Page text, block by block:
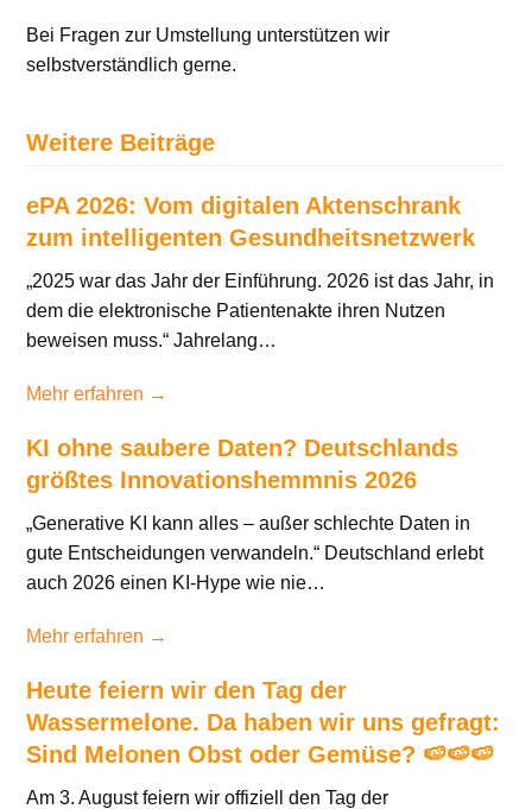
Bei Fragen zur Umstellung unterstützen wir
selbstverständlich gerne.
Weitere Beiträge
ePA 2026: Vom digitalen Aktenschrank
zum intelligenten Gesundheitsnetzwerk
„2025 war das Jahr der Einführung. 2026 ist das Jahr, in
dem die elektronische Patientenakte ihren Nutzen
beweisen muss.“ Jahrelang…
Mehr erfahren →
KI ohne saubere Daten? Deutschlands
größtes Innovationshemmnis 2026
„Generative KI kann alles – außer schlechte Daten in
gute Entscheidungen verwandeln.“ Deutschland erlebt
auch 2026 einen KI-Hype wie nie…
Mehr erfahren →
Heute feiern wir den Tag der
Wassermelone. Da haben wir uns gefragt:
Sind Melonen Obst oder Gemüse? 🍉🍉🍉
Am 3. August feiern wir offiziell den Tag der